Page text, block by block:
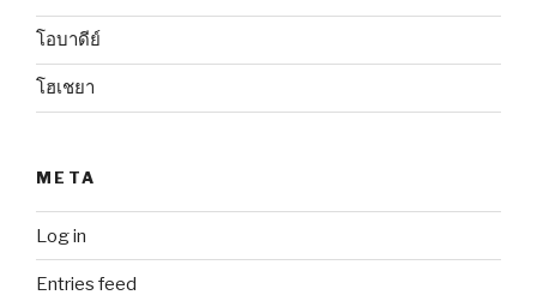
โอบาดีย์
โฮเชยา
META
Log in
Entries feed